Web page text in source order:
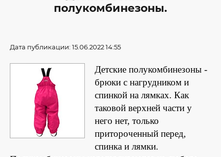
полукомбинезоны.
Дата публикации: 15.06.2022 14:55
Детские полукомбинезоны -
брюки с нагрудником и
спинкой на лямках. Как
таковой верхней части у
него нет, только
притороченный перед,
спинка и лямки.